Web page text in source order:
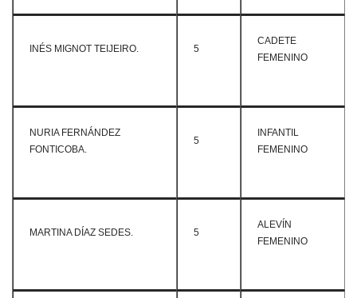
INÉS MIGNOT TEIJEIRO. 5
CADETE
FEMENINO
NURIA FERNÁNDEZ
FONTICOBA.
5
INFANTIL
FEMENINO
MARTINA DÍAZ SEDES. 5
ALEVÍN
FEMENINO